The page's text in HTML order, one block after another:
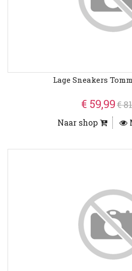
Lage Sneakers
€ 59,99€
Naar shop